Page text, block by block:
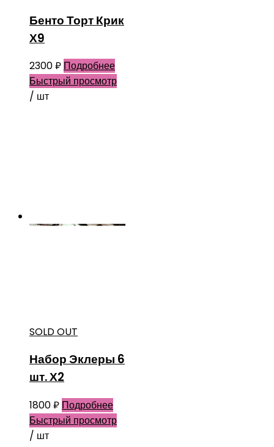
Бенто Торт Крик
Х9
2300₽ Подробнее
Быстрый просмотр
/ шт
SOLD OUT
Набор Эклеры 6
шт. Х2
1800₽ Подробнее
Быстрый просмотр
/ шт